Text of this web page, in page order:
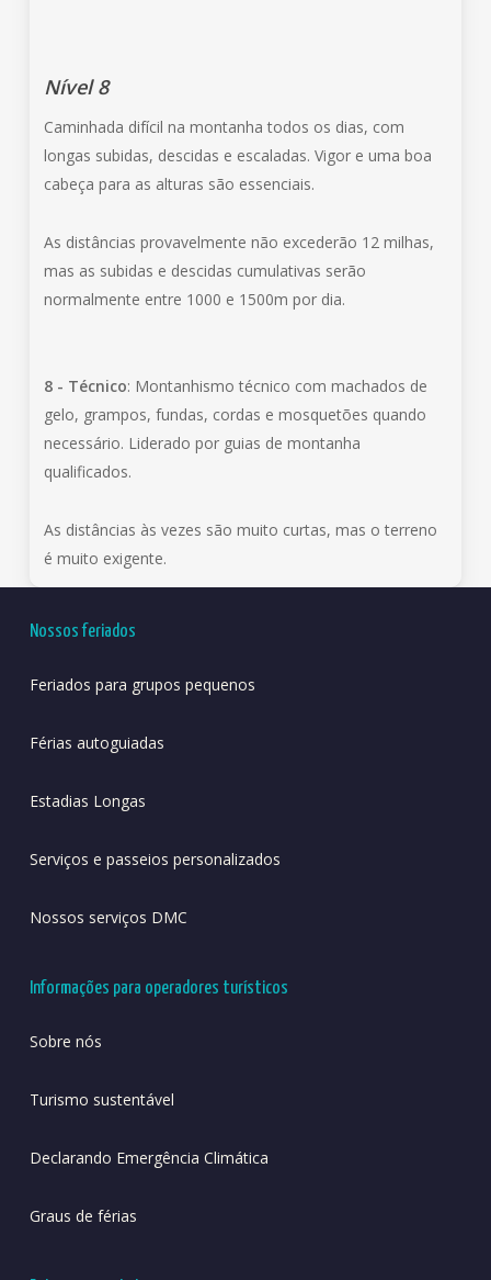
Nível 8
Caminhada difícil na montanha todos os dias, com
longas subidas, descidas e escaladas. Vigor e uma boa
cabeça para as alturas são essenciais.
As distâncias provavelmente não excederão 12 milhas,
mas as subidas e descidas cumulativas serão
normalmente entre 1000 e 1500m por dia.
8 - Técnico: Montanhismo técnico com machados de
gelo, grampos, fundas, cordas e mosquetões quando
necessário. Liderado por guias de montanha
qualificados.
As distâncias às vezes são muito curtas, mas o terreno
é muito exigente.
Nossos feriados
Feriados para grupos pequenos
Férias autoguiadas
Estadias Longas
Serviços e passeios personalizados
Nossos serviços DMC
Informações para operadores turísticos
Sobre nós
Turismo sustentável
Declarando Emergência Climática
Graus de férias